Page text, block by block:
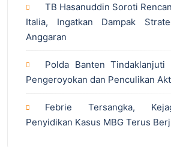
TB Hasanuddin Soroti
Italia, Ingatkan Dampak
Anggaran
Polda Banten Tindaklanjuti
Pengeroyokan dan Penculikan
Febrie Tersangka,
Penyidikan Kasus MBG Terus